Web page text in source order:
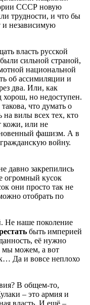
СССР новую
трудности, и что бы
и независимую
власть русской
сильной страной,
национальной
об ассимиляции и
два. Или, как
но недоступен.
что думать о
на вилы всех тех, кто
кожи, или не
фашизм. А в
войну.
давно закрепились
огромный кусок
они просто так не
отобрать по
Не наше поколение
быть империей
её нужно
мы можем, а вот
Да и вовсе неплохо
В общем-то,
– это армия и